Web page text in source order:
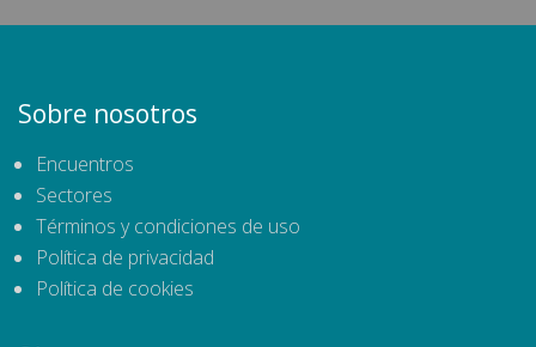
Sobre nosotros
Encuentros
Sectores
Términos y condiciones de uso
Política de privacidad
Política de cookies